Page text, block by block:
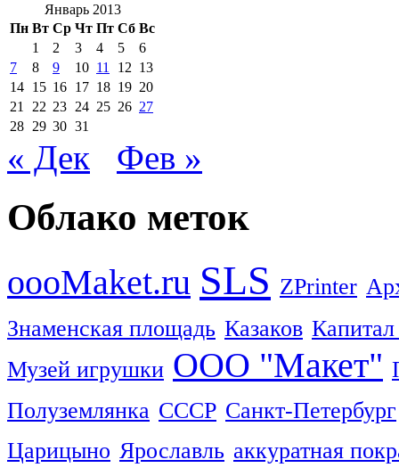
Январь 2013
Пн Вт Ср Чт Пт Сб Вс
1
2 3 4 5
6
7
8 9 10 11 12 13
14 15 16 17 18 19 20
21
22 23 24 25 26 27
28 29 30 31
« Дек Фев »
Облако меток
oooMaket.ru SLS ZPrinter
Знаменская площадь Казаков
Музей игрушки ООО "Макет"
Полуземлянка СССР Санкт-Петербург
Царицыно Ярославль аккуратная